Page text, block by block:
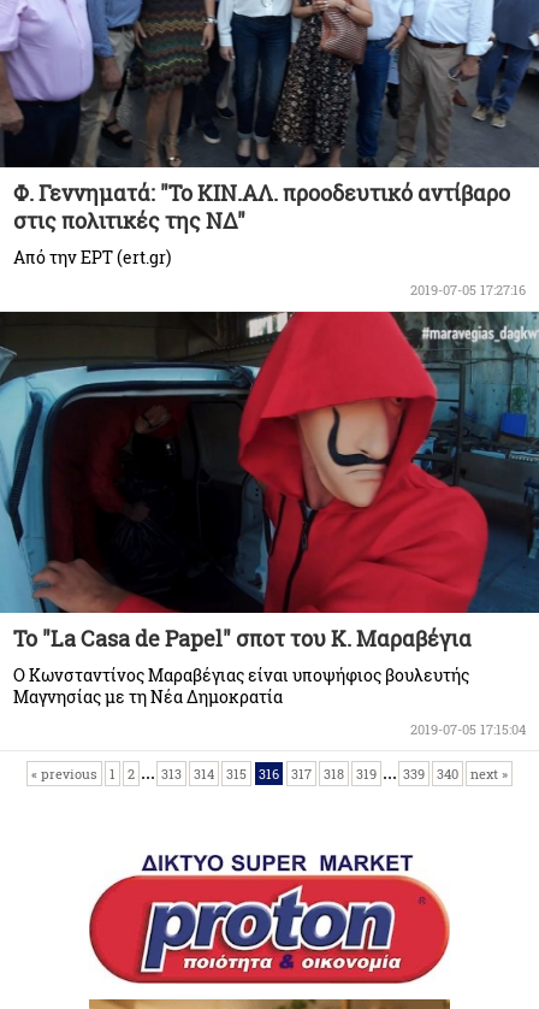
Φ. Γεννηματά: "Το ΚΙΝ.ΑΛ. προοδευτικό αντίβαρο
στις πολιτικές της ΝΔ"
Από την ΕΡΤ (ert.gr)
2019-07-05 17:27:16
Το "La Casa de Papel" σποτ του Κ. Μαραβέγια
Ο Κωνσταντίνος Μαραβέγιας είναι υποψήφιος βουλευτής
Μαγνησίας με τη Νέα Δημοκρατία
2019-07-05 17:15:04
« previous 1 2 ... 313 314 315 316 317 318 319 ... 339 340 next »